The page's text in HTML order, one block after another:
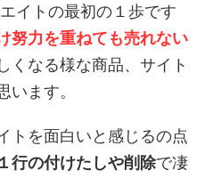
イトの最初の１歩です
努力を重ねても売れない
くなる様な商品、サイト
います。
トを面白いと感じるの点
行の付けたしや削除で凄